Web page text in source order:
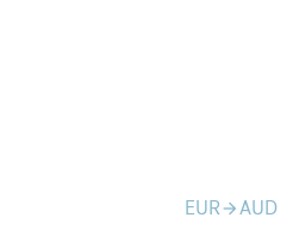
EURarrow_forwardAUD